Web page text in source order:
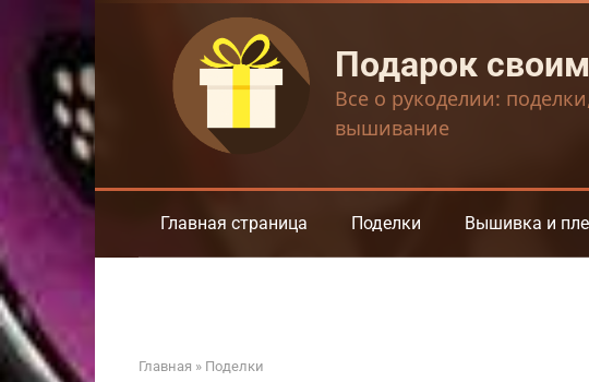
контенту
Подарок
Все о рукоделии:
вышивание
Главная страница Поделки Вышивка и
Главная » Поделки